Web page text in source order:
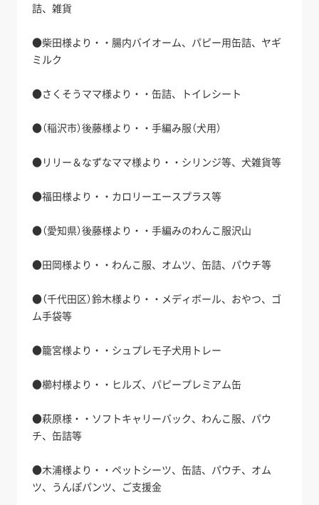
詰、雑貨
●柴田様より・・腸内バイオーム、パピー用缶詰、ヤギ
ミルク
●さくそうママ様より・・缶詰、トイレシート
●（稲沢市）後藤様より・・手編み服（犬用）
●リリー＆なずなママ様より・・シリンジ等、犬雑貨等
●福田様より・・カロリーエースプラス等
●（愛知県）後藤様より・・手編みのわんこ服沢山
●田岡様より・・わんこ服、オムツ、缶詰、パウチ等
●（千代田区）鈴木様より・・メディボール、おやつ、ゴ
ム手袋等
●籠宮様より・・シュプレモ子犬用トレー
●櫛村様より・・ヒルズ、パピープレミアム缶
●萩原様・・ソフトキャリーバック、わんこ服、パウ
チ、缶詰等
●木浦様より・・ペットシーツ、缶詰、パウチ、オム
ツ、うんぽパンツ、ご支援金